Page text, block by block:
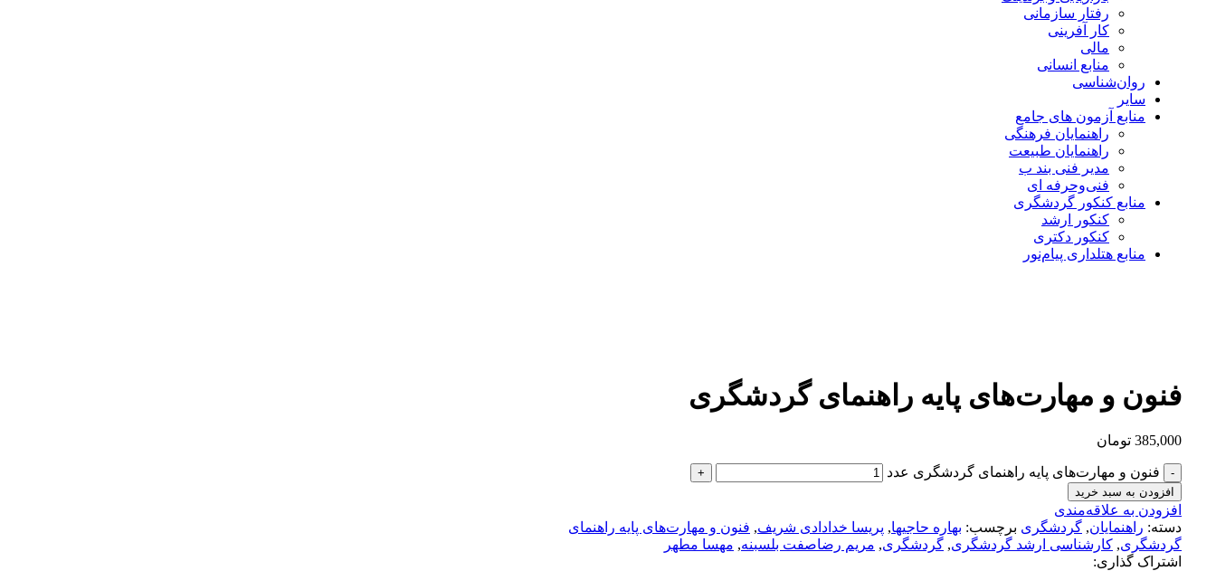
فنون و مهارت‌های پایه راهنمای گردشگری
385,000 تومان
فنون و مهارت‌های پایه راهنمای گردشگری عدد
افزودن به سبد خرید
افزودن به علاقه‌مندی
دسته: راهنمایان, گردشگری برچسب: بهاره حاجیها, پریسا خدادادی شریف, فنون و مهارت‌های پایه راهنمای
گردشگری, کارشناسی ارشد گردشگری, گردشگری, مریم رضاصفت بلسبنه, مهسا مطهر
اشتراک گذاری:
رفتار سازمانی
کار آفرینی
مالی
منابع انسانی
روان‌شناسی
سایر
منابع آزمون های جامع
راهنمایان فرهنگی
راهنمایان طبیعت
مدیر فنی بند ب
فنی‌وحرفه‌ ای
منابع کنکور گردشگری
کنکور ارشد
کنکور دکتری
منابع هتلداری پیام‌نور